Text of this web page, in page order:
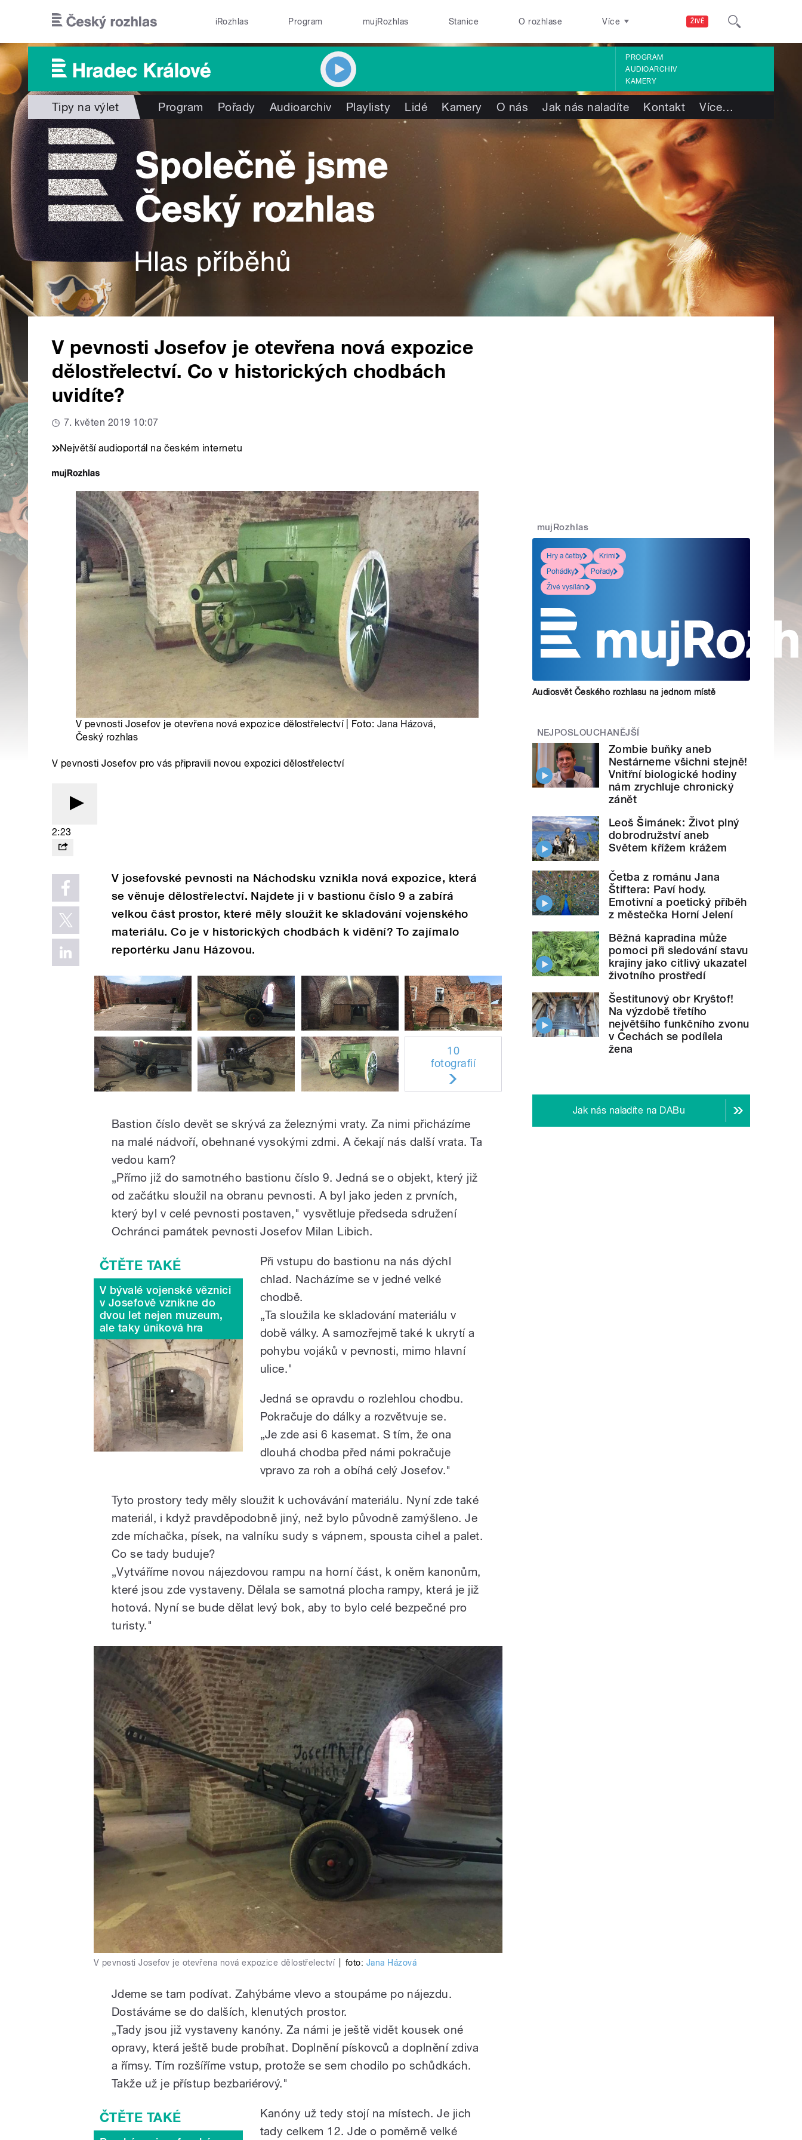
ŽIVĚ
iRozhlas Program mujRozhlas Stanice O rozhlase Více
PROGRAM
AUDIOARCHIV
KAMERY
Tipy na výlet Program Pořady Audioarchiv Playlisty Lidé Kamery O nás Jak nás naladíte Kontakt Více…
V pevnosti Josefov je otevřena nová expozice
dělostřelectví. Co v historických chodbách
uvidíte?
7. květen 2019 10:07
Největší audioportál na českém internetu
V pevnosti Josefov je otevřena nová expozice dělostřelectví | Foto: Jana Házová,
Český rozhlas
V pevnosti Josefov pro vás připravili novou expozici dělostřelectví
2:23
V josefovské pevnosti na Náchodsku vznikla nová expozice, která
se věnuje dělostřelectví. Najdete ji v bastionu číslo 9 a zabírá
velkou část prostor, které měly sloužit ke skladování vojenského
materiálu. Co je v historických chodbách k vidění? To zajímalo
reportérku Janu Házovou.
10
fotografií
Bastion číslo devět se skrývá za železnými vraty. Za nimi přicházíme
na malé nádvoří, obehnané vysokými zdmi. A čekají nás další vrata. Ta
vedou kam?
„Přímo již do samotného bastionu číslo 9. Jedná se o objekt, který již
od začátku sloužil na obranu pevnosti. A byl jako jeden z prvních,
který byl v celé pevnosti postaven," vysvětluje předseda sdružení
Ochránci památek pevnosti Josefov Milan Libich.
V bývalé vojenské věznici
v Josefově vznikne do
dvou let nejen muzeum,
ale taky úniková hra
Při vstupu do bastionu na nás dýchl
chlad. Nacházíme se v jedné velké
chodbě.
„Ta sloužila ke skladování materiálu v
době války. A samozřejmě také k ukrytí a
pohybu vojáků v pevnosti, mimo hlavní
ulice."
Jedná se opravdu o rozlehlou chodbu.
Pokračuje do dálky a rozvětvuje se.
„Je zde asi 6 kasemat. S tím, že ona
dlouhá chodba před námi pokračuje
vpravo za roh a obíhá celý Josefov."
Tyto prostory tedy měly sloužit k uchovávání materiálu. Nyní zde také
materiál, i když pravděpodobně jiný, než bylo původně zamýšleno. Je
zde míchačka, písek, na valníku sudy s vápnem, spousta cihel a palet.
Co se tady buduje?
„Vytváříme novou nájezdovou rampu na horní část, k oněm kanonům,
které jsou zde vystaveny. Dělala se samotná plocha rampy, která je již
hotová. Nyní se bude dělat levý bok, aby to bylo celé bezpečné pro
turisty."
V pevnosti Josefov je otevřena nová expozice dělostřelectví foto: Jana Házová
Jdeme se tam podívat. Zahýbáme vlevo a stoupáme po nájezdu.
Dostáváme se do dalších, klenutých prostor.
„Tady jsou již vystaveny kanóny. Za námi je ještě vidět kousek oné
opravy, která ještě bude probíhat. Doplnění pískovců a doplnění zdiva
a římsy. Tím rozšíříme vstup, protože se sem chodilo po schůdkách.
Takže už je přístup bezbariérový."
Kanóny už tedy stojí na místech. Je jich
tady celkem 12. Jde o poměrně velké
mujRozhlas
Hry a četby
Krimi
Pohádky
Pořady
Živé vysílání
Audiosvět Českého rozhlasu na jednom místě
NEJPOSLOUCHANĚJŠÍ
Zombie buňky aneb
Nestárneme všichni stejně!
Vnitřní biologické hodiny
nám zrychluje chronický
zánět
Leoš Šimánek: Život plný
dobrodružství aneb
Světem křížem krážem
Četba z románu Jana
Štiftera: Paví hody.
Emotivní a poetický příběh
z městečka Horní Jelení
Běžná kapradina může
pomoci při sledování stavu
krajiny jako citlivý ukazatel
životního prostředí
Šestitunový obr Kryštof!
Na výzdobě třetího
největšího funkčního zvonu
v Čechách se podílela
žena
Jak nás naladíte na DABu